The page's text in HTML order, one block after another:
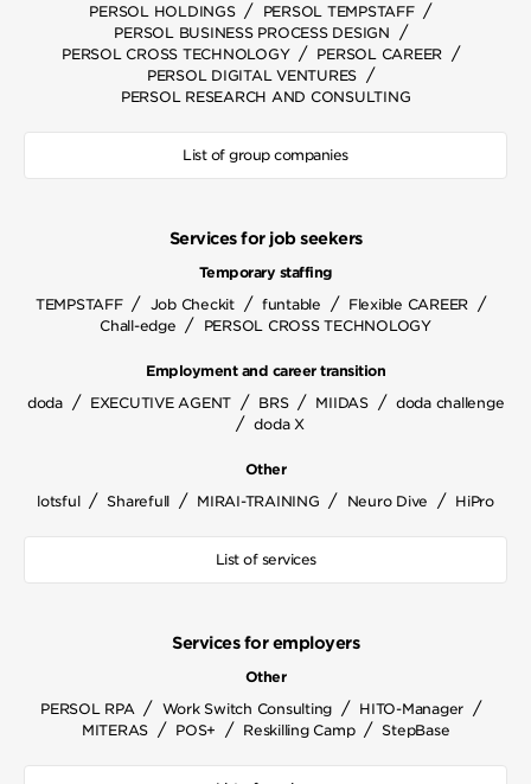
PERSOL HOLDINGS / PERSOL TEMPSTAFF /
PERSOL BUSINESS PROCESS DESIGN /
PERSOL CROSS TECHNOLOGY / PERSOL CAREER /
PERSOL DIGITAL VENTURES /
PERSOL RESEARCH AND CONSULTING
List of group companies
Services for job seekers
Temporary staffing
TEMPSTAFF / Job Checkit / funtable / Flexible CAREER /
Chall-edge / PERSOL CROSS TECHNOLOGY
Employment and career transition
doda / EXECUTIVE AGENT / BRS / MIIDAS / doda challenge
/ doda X
Other
lotsful / Sharefull / MIRAI-TRAINING / Neuro Dive / HiPro
List of services
Services for employers
Other
PERSOL RPA / Work Switch Consulting / HITO-Manager /
MITERAS / POS+ / Reskilling Camp / StepBase